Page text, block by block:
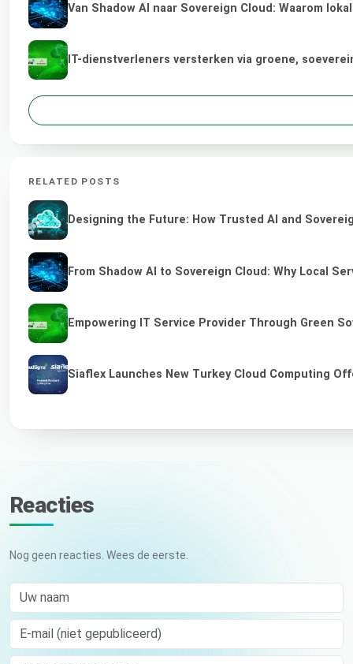
Van Shadow AI naar Sovereign Cloud: Waarom
IT-dienstverleners versterken via groene,
RELATED POSTS
Designing the Future: How Trusted AI and
From Shadow AI to Sovereign Cloud: Why Local
Empowering IT Service Provider Through Green
Siaflex Launches New Turkey Cloud Computing
Reacties
Nog geen reacties. Wees de eerste.
Uw naam
E-mail (niet gepubliceerd)
Comment